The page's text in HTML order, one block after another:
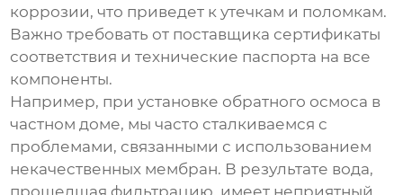
коррозии, что приведет к утечкам и поломкам.
Важно требовать от поставщика сертификаты
соответствия и технические паспорта на все
компоненты.
Например, при установке обратного осмоса в
частном доме, мы часто сталкиваемся с
проблемами, связанными с использованием
некачественных мембран. В результате вода,